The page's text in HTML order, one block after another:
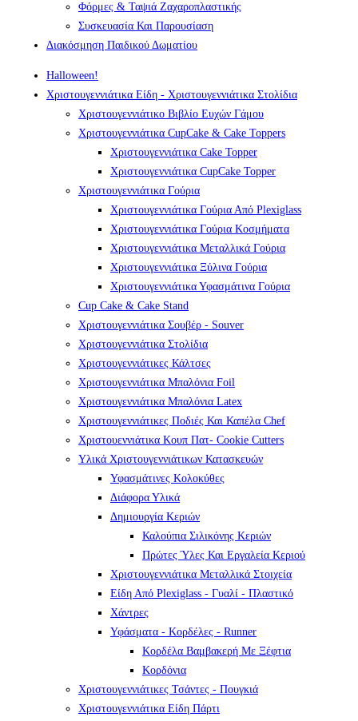
Φόρμες & Ταψιά Ζαχαροπλαστικής
Συσκευασία Και Παρουσίαση
Διακόσμηση Παιδικού Δωματίου
Halloween!
Χριστουγεννιάτικα Είδη - Χριστουγεννιάτικα Στολίδια
Χριστουγεννιάτικο Βιβλίο Ευχών Γάμου
Χριστουγεννιάτικα CupCake & Cake Toppers
Χριστουγεννιάτικα Cake Topper
Χριστουγεννιάτικα CupCake Topper
Χριστουγεννιάτικα Γούρια
Χριστουγεννιάτικα Γούρια Από Plexiglass
Χριστουγεννιάτικα Γούρια Κοσμήματα
Χριστουγεννιάτικα Μεταλλικά Γούρια
Χριστουγεννιάτικα Ξύλινα Γούρια
Χριστουγεννιάτικα Υφασμάτινα Γούρια
Cup Cake & Cake Stand
Χριστουγεννιάτικα Σουβέρ - Souver
Χριστουγεννιάτικα Στολίδια
Χριστουγεννιάτικες Κάλτσες
Χριστουγεννιάτικα Μπαλόνια Foil
Χριστουγεννιάτικα Μπαλόνια Latex
Χριστουγεννιάτικες Ποδιές Και Καπέλα Chef
Χριστουεννιάτικα Κουπ Πατ- Cookie Cutters
Υλικά Χριστουγεννιάτικων Κατασκευών
Υφασμάτινες Κολοκύθες
Διάφορα Υλικά
Δημιουργία Κεριών
Καλούπια Σιλικόνης Κεριών
Πρώτες Ύλες Και Εργαλεία Κεριού
Χριστουγεννιάτικα Μεταλλικά Στοιχεία
Είδη Από Plexiglass - Γυαλί - Πλαστικό
Χάντρες
Υφάσματα - Κορδέλες - Runner
Κορδέλα Βαμβακερή Με Ξέφτια
Κορδόνια
Χριστουγεννιάτικες Τσάντες - Πουγκιά
Χριστουγεννιάτικα Είδη Πάρτι